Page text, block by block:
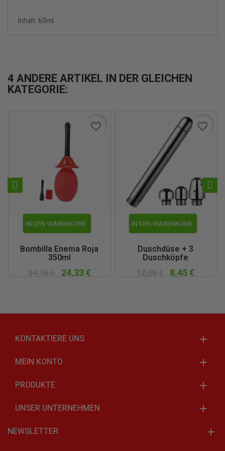
Inhalt: 60ml
4 ANDERE ARTIKEL IN DER GLEICHEN
KATEGORIE:
IN DEN WARENKORB
Bombilla Enema Roja
350ml
24,33 €
favorite_border
IN DEN WARENKORB
Duschdüse + 3
Duschköpfe
8,45 €
favorite_border
KONTAKTIERE UNS
MEIN KONTO
PRODUKTE
UNSER UNTERNEHMEN
NEWSLETTER